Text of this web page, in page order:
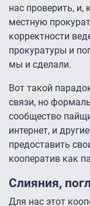
нас проверить, и,
местную
корректности
прокуратуры и
мы и сделали.
Вот такой
связи, но
сообщество
интернет, и
предоставить
кооператив как
Слияния,
Для нас этот